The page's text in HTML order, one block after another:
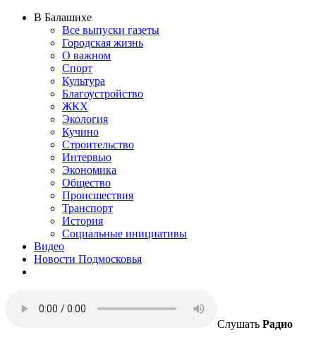
В Балашихе
Все выпуски газеты
Городская жизнь
О важном
Спорт
Культура
Благоустройство
ЖКХ
Экология
Кучино
Строительство
Интервью
Экономика
Общество
Происшествия
Транспорт
История
Социальные инициативы
Видео
Новости Подмосковья
Слушать Радио